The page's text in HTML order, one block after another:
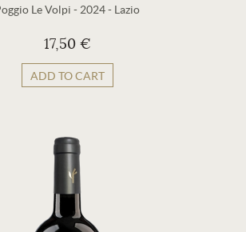
Le Volpi - 2024- Lazio
17,50 €
ADD TO CART